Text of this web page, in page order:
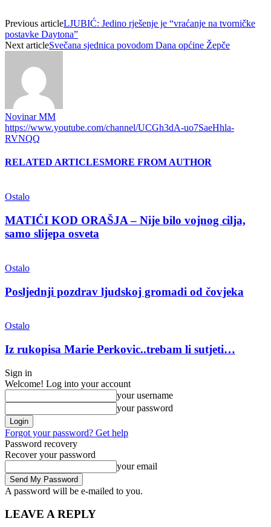
Previous articleLJUBIĆ: Jedino rješenje je “vraćanje na tvorničke
postavke Daytona”
Next articleSvečana sjednica povodom Dana općine Žepče
Novinar MM
https://www.youtube.com/channel/UCGh3dA-uo7SaeHhla-
RVNQQ
RELATED ARTICLESMORE FROM AUTHOR
Ostalo
MATIĆI KOD ORAŠJA – Nije bilo vojnog cilja,
samo slijepa osveta
Ostalo
Posljednji pozdrav ljudskoj gromadi od čovjeka
Ostalo
Iz rukopisa Marie Perkovic..trebam li sutjeti…
Sign in
Welcome! Log into your account
your username
your password
Forgot your password? Get help
Password recovery
Recover your password
your email
A password will be e-mailed to you.
LEAVE A REPLY